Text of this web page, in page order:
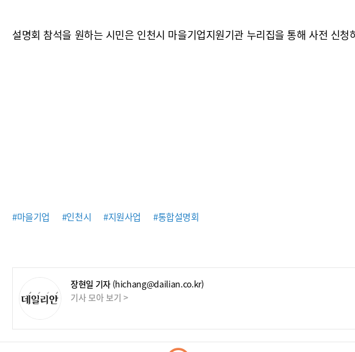
설명회 참석을 원하는 시민은 인천시 마을기업지원기관 누리집을 통해 사전 신청
#마을기업 #인천시 #지원사업 #통합설명회
장현일 기자 (hichang@dailian.co.kr)
기사 모아 보기 >